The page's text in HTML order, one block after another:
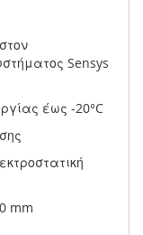
Sensys
έως -20°C
mm